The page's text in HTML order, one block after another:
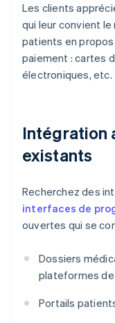
Les clients
qui leur convient le
patients en
paiement : cartes
électroniques, etc.
Intégration
existants
Recherchez des
interfaces de
ouvertes qui se
Dossiers
plateformes
Portails